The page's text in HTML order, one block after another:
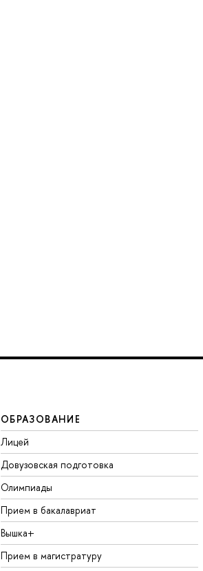
ОБРАЗОВАНИЕ
Лицей
Довузовская подготовка
Олимпиады
Прием в бакалавриат
Вышка+
Прием в магистратуру